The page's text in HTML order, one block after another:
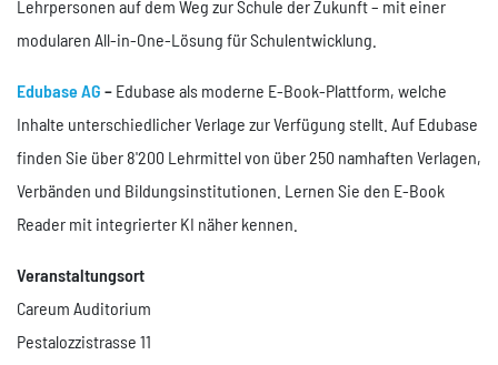
Lehrpersonen auf dem Weg zur Schule der Zukunft – mit einer
modularen All-in-One-Lösung für Schulentwicklung.
Edubase AG – Edubase als moderne E-Book-Plattform, welche
Inhalte unterschiedlicher Verlage zur Verfügung stellt. Auf Edubase
finden Sie über 8'200 Lehrmittel von über 250 namhaften Verlagen,
Verbänden und Bildungsinstitutionen. Lernen Sie den E-Book
Reader mit integrierter KI näher kennen.
Veranstaltungsort
Careum Auditorium
Pestalozzistrasse 11